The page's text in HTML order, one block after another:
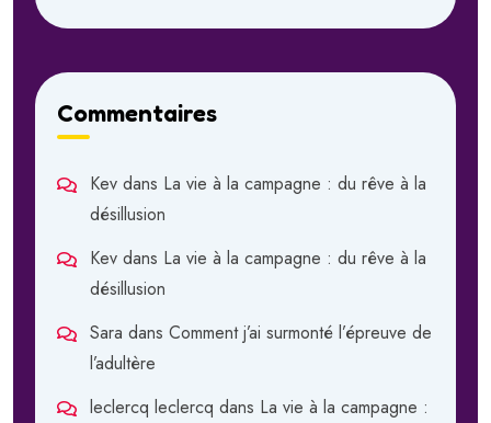
Commentaires
Kev dans La vie à la campagne : du rêve à la
désillusion
Kev dans La vie à la campagne : du rêve à la
désillusion
Sara dans Comment j’ai surmonté l’épreuve de
l’adultère
leclercq leclercq dans La vie à la campagne :